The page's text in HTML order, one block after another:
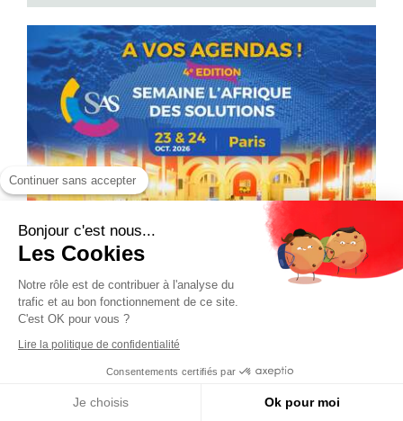
Continuer sans accepter
Bonjour c'est nous...
Les Cookies
Notre rôle est de contribuer à l'analyse du
trafic et au bon fonctionnement de ce site.
C'est OK pour vous ?
Lire la politique de confidentialité
Consentements certifiés par
Je choisis Ok pour moi